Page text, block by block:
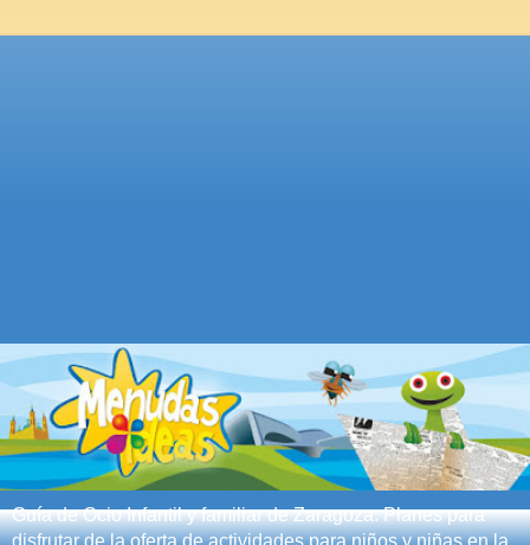
Guía de Ocio Infantil y familiar de Zaragoza. Planes para